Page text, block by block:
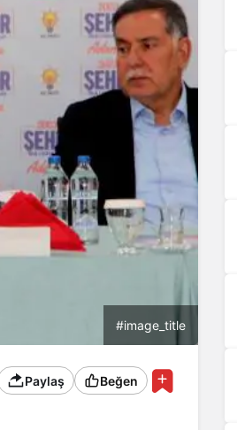
#image_title
Paylaş Beğen